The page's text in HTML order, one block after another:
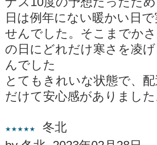
日は例年にない暖かい日
せんでした。そこまでか
の日にどれだけ寒さを凌
んでした
とてもきれいな状態で、
だけて安心感がありまし
★★★★★
冬北